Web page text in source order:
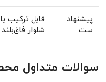
پیشنهاد
ست
قابل ترکیب
شلوار فاق‌بلند
سوالات متداول